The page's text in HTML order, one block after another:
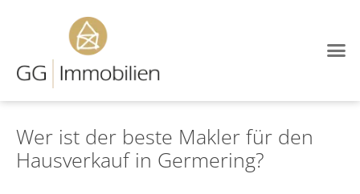
Wer ist der beste Makler für den
Hausverkauf in Germering?